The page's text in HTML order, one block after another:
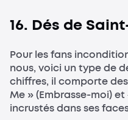
16. Dés de
Pour les fans
nous, voici un type de
chiffres, il comporte
Me » (Embrasse-moi) et
incrustés dans ses